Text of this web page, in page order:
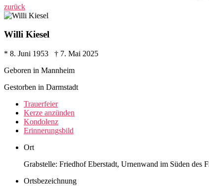
zurück
Willi Kiesel
* 8. Juni 1953 † 7. Mai 2025
Geboren in Mannheim
Gestorben in Darmstadt
Trauer­feier
Kerze anzünden
Kondo­lenz
Erinne­rungs­bild
Ort
Grabstelle: Friedhof Eberstadt, Urnenwand im Süden des
Ortsbezeichnung